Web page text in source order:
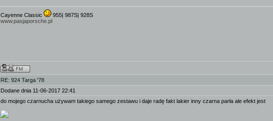
Cayenne Classic
955| 987S| 928S
www.pasjaporsche.pl
RE: 924 Targa '78
Dodane dnia 11-06-2017 22:41
do mojego czarnucha używam takiego samego zestawu i daje radę fakt lakier inny czarna parła ale efekt jest